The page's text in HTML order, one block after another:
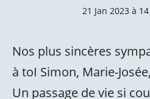
21 Jan 2023 à
Nos plus sincères
à toI Simon, Marie-
Un passage de vie si